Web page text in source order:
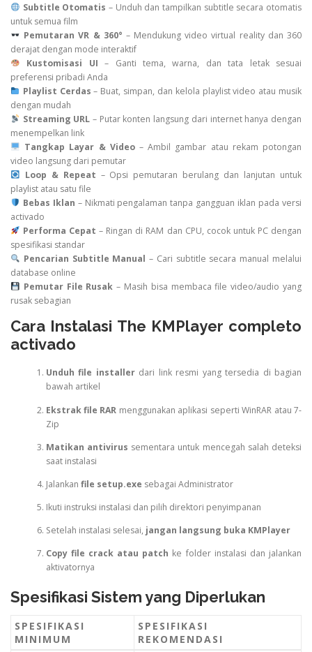
Subtitle Otomatis – Unduh dan tampilkan subtitle secara otomatis
untuk semua film
Pemutaran VR & 360° – Mendukung video virtual reality dan 360
derajat dengan mode interaktif
Kustomisasi UI – Ganti tema, warna, dan tata letak sesuai
preferensi pribadi Anda
Playlist Cerdas – Buat, simpan, dan kelola playlist video atau musik
dengan mudah
Streaming URL – Putar konten langsung dari internet hanya dengan
menempelkan link
Tangkap Layar & Video– Ambil gambar atau rekam potongan
video langsung dari pemutar
Loop & Repeat – Opsi pemutaran berulang dan lanjutan untuk
playlist atau satu file
Bebas Iklan – Nikmati pengalaman tanpa gangguan iklan pada versi
activado
Performa Cepat – Ringan di RAM dan CPU, cocok untuk PC dengan
spesifikasi standar
Pencarian Subtitle Manual – Cari subtitle secara manual melalui
database online
Pemutar File Rusak – Masih bisa membaca file video/audio yang
rusak sebagian
Cara Instalasi The KMPlayer completo
activado
Unduh file installerdari link resmi yang tersedia di bagian
bawah artikel
Ekstrak file RAR menggunakan aplikasi seperti WinRAR atau 7-
Zip
Matikan antivirus sementara untuk mencegah salah deteksi
saat instalasi
Jalankan file setup.exe sebagai Administrator
Ikuti instruksi instalasi dan pilih direktori penyimpanan
Setelah instalasi selesai, jangan langsung buka KMPlayer
Copy file crack atau patch ke folder instalasi dan jalankan
aktivatornya
Spesifikasi Sistem yang Diperlukan
SPESIFIKASI
MINIMUM
SPESIFIKASI
REKOMENDASI